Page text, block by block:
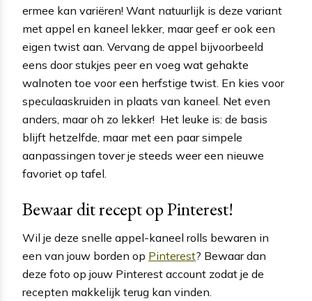
ermee kan variëren! Want natuurlijk is deze variant
met appel en kaneel lekker, maar geef er ook een
eigen twist aan. Vervang de appel bijvoorbeeld
eens door stukjes peer en voeg wat gehakte
walnoten toe voor een herfstige twist. En kies voor
speculaaskruiden in plaats van kaneel. Net even
anders, maar oh zo lekker! Het leuke is: de basis
blijft hetzelfde, maar met een paar simpele
aanpassingen tover je steeds weer een nieuwe
favoriet op tafel.
Bewaar dit recept op Pinterest!
Wil je deze snelle appel-kaneel rolls bewaren in
een van jouw borden op Pinterest? Bewaar dan
deze foto op jouw Pinterest account zodat je de
recepten makkelijk terug kan vinden.